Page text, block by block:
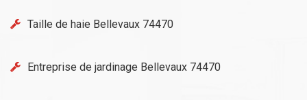
Taille de haie Bellevaux 74470
Entreprise de jardinage Bellevaux 74470